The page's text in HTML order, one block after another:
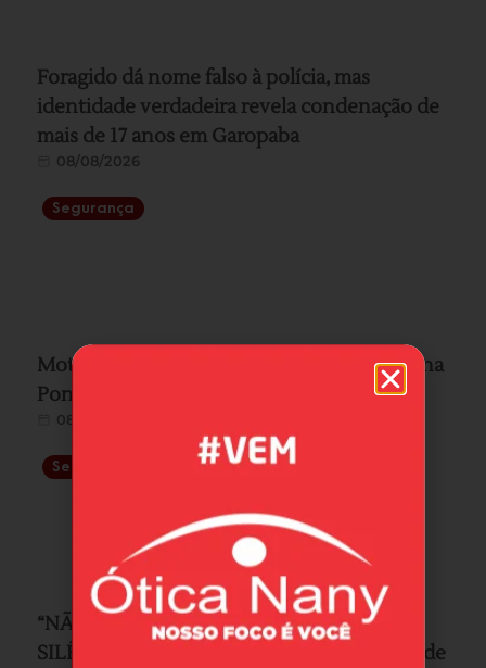
Foragido dá nome falso à polícia, mas
identidade verdadeira revela condenação de
mais de 17 anos em Garopaba
08/08/2026
Segurança
Motociclista morre após colisão com carro na
Ponte Anita Garibaldi, em Laguna
08/08/2026
Segurança
“NÃO PODEMOS PERMANECER EM
SILÊNCIO”: Imbituba terá ato em memória de